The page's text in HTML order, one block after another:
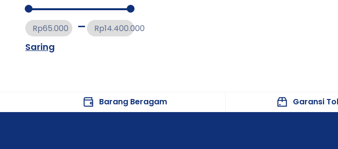
Saring
Rp65.000 Rp14.400.000
Barang Beragam Garansi